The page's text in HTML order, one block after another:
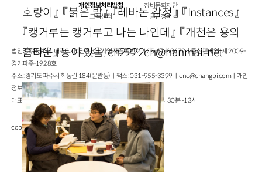
호랑이』 『붉은 밭』 『레바논 감정』 『Instances』
『캥거루는 캥거루고 나는 나인데』 『개천은 용의
홈타운』 등이 있음. ch2222ch@hanmail.net
개인정보처리방침
고객센터
창비문화재단
클럽창비
법인명 : ㈜창비ㅣ대표이사 : 염종선ㅣ사업자등록번호 : 105-81-63672ㅣ통신판매업 : 제 2009-
경기파주-1928호
주소 : 경기도 파주시 회동길 184(문발동)ㅣ팩스 : 031-955-3399 ㅣcnc@changbi.com ㅣ개인
정보책임자 : 신문수
대표전화 : 031-955-3333(월~금 10시~17시), 점심시간 11시 30분~13시
copyright © Changbi Publishers, inc. All Rights Reserved.